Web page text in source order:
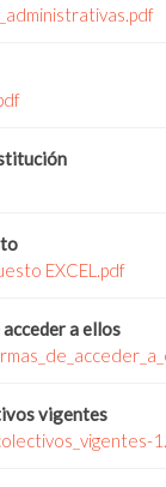
EXCEL.pdf
a ellos
vigentes